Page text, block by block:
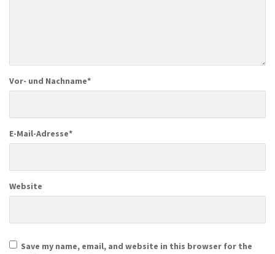
Vor- und Nachname*
E-Mail-Adresse*
Website
Save my name, email, and website in this browser for the